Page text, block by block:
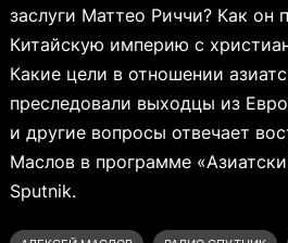
заслуги Маттео Риччи? Как он
Китайскую империю с
Какие цели в отношении
преследовали выходцы из
и другие вопросы отвечает
Маслов в программе
Sputnik.